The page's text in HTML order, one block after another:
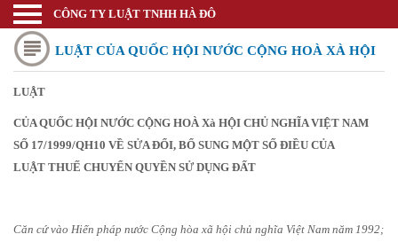
Luật sư
Trang chủ
Thương mại quốc tế
Thành lập doanh nghiệp
Thay đổi đăng ký kinh doanh
Bảo hộ kiểu dáng sáng chế
CÔNG TY LUẬT TNHH HÀ ĐÔ
LUẬT CỦA QUỐC HỘI NƯỚC CỘNG HOÀ XÀ HỘI
ĐỔI, BỔ SUNG MỘT SỐ ĐIỀU CỦA LUẬT THUẾ
CHUYỂN QUYỀN SỬ DỤNG ĐẤT
LUẬT
CỦA QUỐC HỘI NƯỚC CỘNG HOÀ Xà HỘI CHỦ NGHĨA VIỆT NAM
SỐ 17/1999/QH10 VỀ SỬA ĐỔI, BỔ SUNG MỘT SỐ ĐIỀU CỦA
LUẬT THUẾ CHUYỂN QUYỀN SỬ DỤNG ĐẤT
Căn cứ vào Hiến pháp nước Cộng hòa xã hội chủ nghĩa Việt Nam năm 1992;